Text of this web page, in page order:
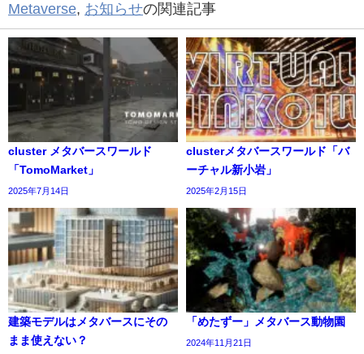
Metaverse, お知らせの関連記事
cluster メタバースワールド
「TomoMarket」
2025年7月14日
clusterメタバースワールド「バ
ーチャル新小岩」
2025年2月15日
建築モデルはメタバースにその
まま使えない？
「めたずー」メタバース動物園
2024年11月21日